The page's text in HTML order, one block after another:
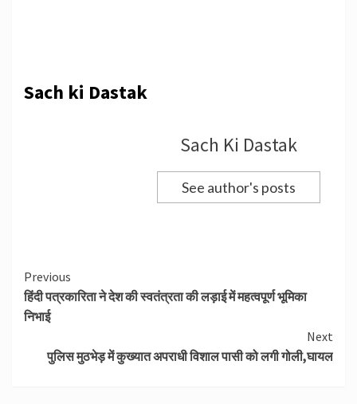
Sach ki Dastak
Sach Ki Dastak
See author's posts
Continue
Reading
Previous
हिंदी पत्रकारिता ने देश की स्वतंत्रता की लड़ाई में महत्वपूर्ण भूमिका
निभाई
Next
पुलिस मुठभेड़ में कुख्यात अपराधी विशाल पासी को लगी गोली,घायल